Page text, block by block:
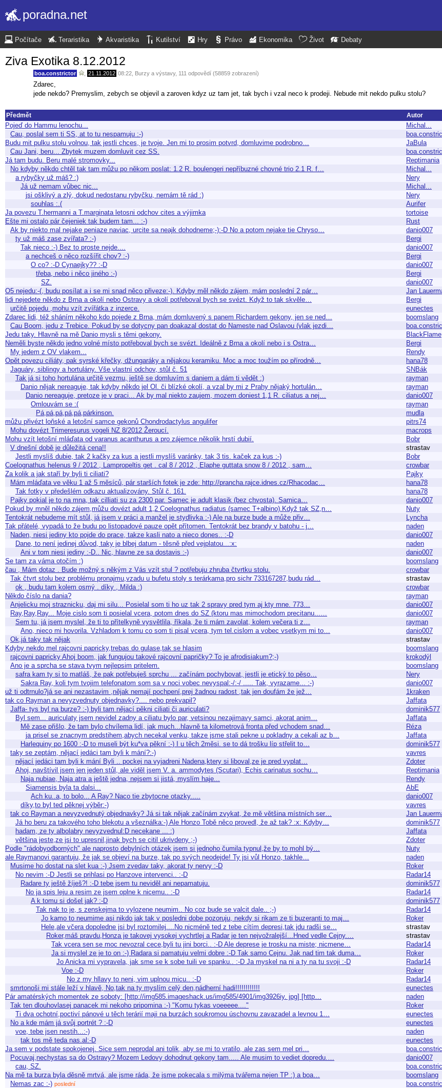
poradna.net
Počítače Teraristika Akvaristika Kutilství Hry Právo Ekonomika Život Debaty
Ziva Exotika 8.12.2012
boa.constrictor 21.11.2012 08:22 Burzy a výstavy, 111 odpovědí (58859 zobrazení)
Zdarec,
jede nekdo? Premyslim, zebych se objevil a zaroven kdyz uz tam jet, tak bych i vzal neco k prodeji. Nebude mit nekdo pulku stolu?
Předmět Autor
Pojeď do Hammu lenochu... Michal...
Cau, poslal sem ti SS, at to tu nespamuju :-)
Budu mit pulku stolu volnou, tak jestli chces, je tvoje. Jen mi to prosim potvrd, domluvime podrobno… JaBula
Cau Jani, beru... Zbytek muzem domluvit cez SS.
Já tam budu. Beru malé stromovky... Reptimania
No kdyby někdo chtěl tak tam můžu po někom poslat: 1.2 R. boulengeri nepříbuzné chovné trio 2.1 R. f… Michal...
a rybyčky už máš? :) Nery
Já už nemam vůbec nic... Michal...
jsi ošklivý a zlý, dokud nedostanu rybyčku, nemám tě rád :) Nery
souhlas :.( Aurifer
Ja povezu T.hermanni a T.marginata letosni odchov cites a výjimka tortoise
Ešte mi ostalo pár čejeniek tak budem tam... :-) Rust
Ak by niekto mal nejake peniaze naviac, urcite sa neajk dohodneme;-):-D No a potom nejake tie Chryso… danio007
ty už máš zase zvířata? :-) Bergi
Tak nieco :-) Bez to proste nejde.... danio007
a nechceš o něco rozšířit chov? :-) Bergi
O co? :-D Cynaejky?? :-D danio007
třeba, nebo i něco jiného :-) Bergi
SZ. danio007
O5 nejedu:-(, budu posílat a i se mi snad něco přiveze:-). Kdyby měl někdo zájem, mám poslední 2 pár… Jan
lidi nejedete někdo z Brna a okolí nebo Ostravy a okolí potřeboval bych se svézt. Když to tak skvěle… Bergi
určitě pojedu ,mohu vzít zvířátka z inzerce. eunectes
Zdarec lidi, též sháním někoho kdo pojede z Brna, mám domluvený s panem Richardem gekony, jen se ned… boomslang
Cau Boom, jedu z Trebice. Pokud by se dotycny pan doakazal dostat do Nameste nad Oslavou (vlak jezdi…
Jedu taky. Hlavně na mě Danio mysli s těmi gekony. BlackFlame
Neměli byste někdo jedno volné místo potřeboval bych se svézt. Ideálně z Brna a okolí nebo i s Ostra… Bergi
My jedem z OV vlakem... Rendy
Opět povezu ciliáty, pak syrské křečky, džungaráky a nějakou keramiku. Moc a moc toužím po přírodně… hana78
Jaguáry, siblingy a hortulány. Vše vlastní odchov, stůl č. 51 SNBák
Tak já si toho hortulána určitě vezmu, ještě se domluvím s daniem a dám ti vědět :) rayman
Danio nějak nereaguje, tak kdyby někdo jel Ol. či blízké okolí, a vzal by mi z Prahy nějaký hortulán… rayman
Danio nereaguje, pretoze je v praci... Ak by mal niekto zaujem, mozem doniest 1,1 R. ciliatus a nej… danio007
Omlouvám se :( rayman
Pá,pá,pá,pá,pá,párkinson. mudla
můžu přivézt loňské a letošní samce gekonů Chondrodactylus angulifer pitrs74
Mohu dovézt Trimeresurus vogeli NZ 8/2012 Žeroucí. macrops
Mohu vzít letošní mláďata od varanus acanthurus a pro zájemce několik hrstí dubií. Bobr
V dnešní době je důležitá cena!! strastav
Jestli myslíš dubie, tak 2 kačky za kus a jestli myslíš varánky, tak 3 tis. kaček za kus :-) Bobr
Coelognathus helenus 9 / 2012 , Lampropeltis get . cal 8 / 2012 , Elaphe guttata snow 8 / 2012 , sam… crowbar
Za kolik a jak staří by byli ti ciliati? Pajky
Mám mláďata ve věku 1 až 5 měsíců, pár starších fotek je zde: http://prancha.rajce.idnes.cz/Rhacodac… hana78
Tak fotky v předešlém odkazu aktualizovány. Stůl č. 161. hana78
Pajky pokial je to na mna, tak cilliati su za 2300 par. Samec je adult klasik (bez chvosta). Samica… danio007
Pokud by mněl někdo zájem,můžu dovézt adult 1,2 Coelognathus radiatus (samec T+albino).Když tak SZ,n… Nuty
Tentokrát nebudeme mít stůl, já jsem v práci a manžel je stydlivka :-) Ale na burze bude a může přiv… Lyncha
Tak přátelé, vypadá to že budu po listopadové pauze opět přítomen. Tentokrát bez brandy v batohu - j… naden
Naden, niesi jediny kto pojde do prace, takze kasli nato a nieco dones.. :-D danio007
Dane, to není jedinej důvod, taky je blbej datum - těsně před vejplatou...:x: naden
Ani v tom niesi jediny :-D.. Nic, hlavne ze sa dostavis :-) danio007
Se tam za váma otočím :) boomslang
čau , Mám dotaz . Bude možný s někým z Vás vzít stul ? potřebuju zhruba čtvrtku stolu. crowbar
Tak čtvrt stolu bez problému pronajmu,vzadu u bufetu stoly s terárkama,pro sichr 733167287,budu rád… strastav
ok , budu tam kolem osmý . díky , Milda :) crowbar
Někdo číslo na dania? rayman
Anjelicku moj straznicku, daj mi silu... Posielal som ti ho uz tak 2 spravy pred tym aj kty mne. 773… danio007
Ray,Ray,Ray... Moje cislo som ti posielal vcera, potom dnes do SZ (ktoru mas mimochodom precitanu...… danio007
Sem tu, já jsem myslel, že ti to přítelkyně vysvětlila, říkala, že ti mám zavolat, kolem večera ti z… rayman
Ano, nieco mi hovorila. Vzhladom k tomu co som ti pisal vcera, tym tel.cislom a vobec vsetkym mi to… danio007
Ok,já taky tak nějak strastav
Kdyby nekdo mel rajcovni papricky,trebas do gulase,tak se hlasim boomslang
rajcovni papricky Ahoj boom, jak fungujou takové rajcovní papričky? To je afrodisiakum?;-) krokodýl
Ano je a sprcha se stava tvym nejlepsim pritelem. boomslang
safra kam ty si to matláš, že pak potřebuješ sprchu ... začínám pochybovat, jestli je etický to pěso… Nery
Sakra Ray, koli tym tvojim telefonatom som sa v noci vobec nevyspal:-/:-/ ..... Tak, vyrazame... :-) danio007
už ti odtrnulo?já se ani nezastavim ,nějak nemají pochpení,prej žadnou radost ,tak jen doufám že jež… 1kraken
tak co Rayman a nevyzvednuty objednavky?.... nebo prekvapil? Jaffata
Jaffa- tys byl na burze? :-) byli tam nějací pěkni ciliati či auriculati? dominik577
Byl sem... auriculaty jsem nevidel zadny a ciliatu bylo par, vetsinou nezajimavy samci, akorat anim… Jaffata
Mě zase přišlo, že tam bylo chvílema lidí, jak much...hlavně ta kilometrová fronta před vchodem snad… Réza
ja prisel se znacnym predstihem,abych necekal venku, takze jsme stali pekne u pokladny a cekali az b… Jaffata
Harlequiny po 1600 :-D to museli být ku*va pěkní :-) I u těch 2měsi. se to dá trošku líp střelit to… dominik577
taky se zeptám, nějací jedáci tam byli k mání?:-) vavres
nějací jedáci tam byli k mání Byli .. pockej na vyjadreni Nadena,ktery si liboval,ze je pred vyplat… Zdoter
Ahoj, navštívil jsem jen jeden stůl, ale viděl jsem V. a. ammodytes (Scutari), Echis carinatus sochu… Reptimania
Naja nubiae, Naja atra a ještě jedna, nejsem si jistá, myslím haje... Rendy
Siamensis byla ta dalsi... AbE
Ach ku..a, to bolo... A Ray? Naco tie zbytocne otazky..... danio007
díky,to byl ted pěknej výběr:-) vavres
tak co Rayman a nevyzvednutý objednavky? Já si tak nějak začínám zvykat, že mě většina místních ser… Jan
Já ho beru za takového toho blekotu a všeználka:-) Ale Honzo Tobě něco provedl, že až tak? :x: Kdyby… dominik577
hadam, ze ty albolabry nevyzvednul:D necekane ... :) Jaffata
většina jeste,ze jsi to upresnil,jinak bych se citil ukrivdeny ;-) Zdoter
Podle "rádobyodborných" ale naprosto debylních otázek jsem si jednoho čumila typnul,že by to mohl bý… Nuty
ale Raymanovi garantuju, že jak se objeví na burze, tak po svých neodejde! Ty jsi vůl Honzo, takhle… naden
Musime ho dostat na slet kua :-) Jsem zvedav taky, akorat ty nervy :-D Roker
No nevim :-D Jestli se prihlasi po Hanzove intervenci.. :-D Radar14
Radare ty ještě žíješ?! :-D tebe jsem tu neviděl ani nepamatuju. dominik577
No ja spis leju a resim ze jsem oplne k nicemu.. :-D Radar14
A k tomu si došel jak? :-D dominik577
Tak nak to je, s zenskejma to vylozene neumim.. No coz bude se valcit dale.. ;-) Radar14
Jo kamo to neumime asi nikdo jak tak v posledni dobe pozoruju, nekdy si rikam ze ti buzeranti to maj… Roker
Hele,ale včera dopoledne jsi byl roztomilej....No nicméně ted z tebe cítím depresi,tak jdu radši se… strastav
Roker,máš pravdu,Honza je takovej vysokej vychrtlej a Radar je ten nejvožralejší...Hned vedle Cejny.… strastav
Tak vcera sen se moc nevozral cece,byli tu jini borci.. :-D Ale deprese je trosku na miste; nicmene… Radar14
Ja si myslel ze je to on :-) Radara si pamatuju velmi dobre :-D Tak samo Cejnu. Jak nad tim tak duma… Roker
Jo Anicka mi vypravela, jak sme se k sobe tuili ve spanku.. :-D Ja myskel na ni a ty na tu svoji :-D Radar14
Voe :-D Roker
No z my hllavy to neni, vim uplnou micu.. :-D Radar14
smrtonoši mi stále leží v hlavě, No,tak na ty myslím celý den,nádherní hadi!!!!!!!!!!!! eunectes
Pár amatérských momentek ze soboty: [http://img585.imageshack.us/img585/4901/img3926iy. jpg] [http… naden
Tak ten dlouhovlasej panacek mi nekoho pripomina :-) "Komu tykas voeeeee...." Roker
Ti dva ochotní,poctiví pánové u těch terárií maji na burzách soukromou úschovnu zavazadel a levnou 1… eunectes
No a kde mám já svůj portrét ? :-D eunectes
voe, tebe jsen nestih...:-) naden
tak tos mě teda nas.al:-D eunectes
Ja sem v podstate spokojenej. Sice sem neprodal ani tolik, aby se mi to vratilo, ale zas sem mel pri…
Pocuvaj,nechystas sa do Ostravy? Mozem Ledovy dohodnut gekony tam..... Ale musim to vediet dopredu.… danio007
cau, SZ.
Na mě ta burza byla děsně mrtvá, ale jsme ráda, že jsme pokecala s milýma tvářema nejen TP :) a boa… boomslang
Nemas zac :-) poslední